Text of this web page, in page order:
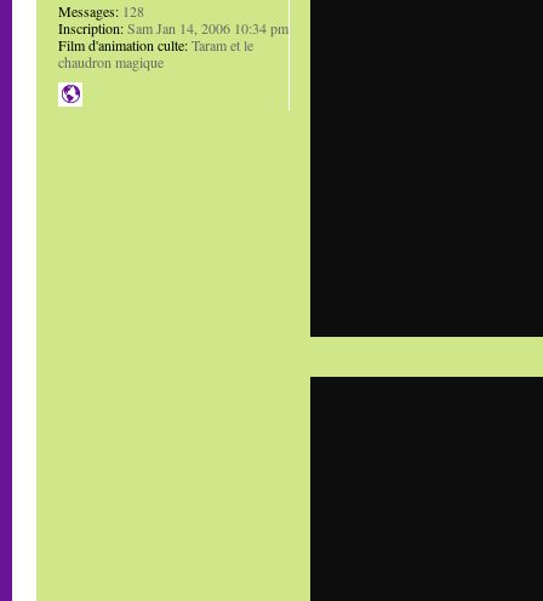
Messages: 128
Inscription:Sam Jan 14, 2006 10:34 pm
Film d'animation culte:Taram et le
chaudron magique